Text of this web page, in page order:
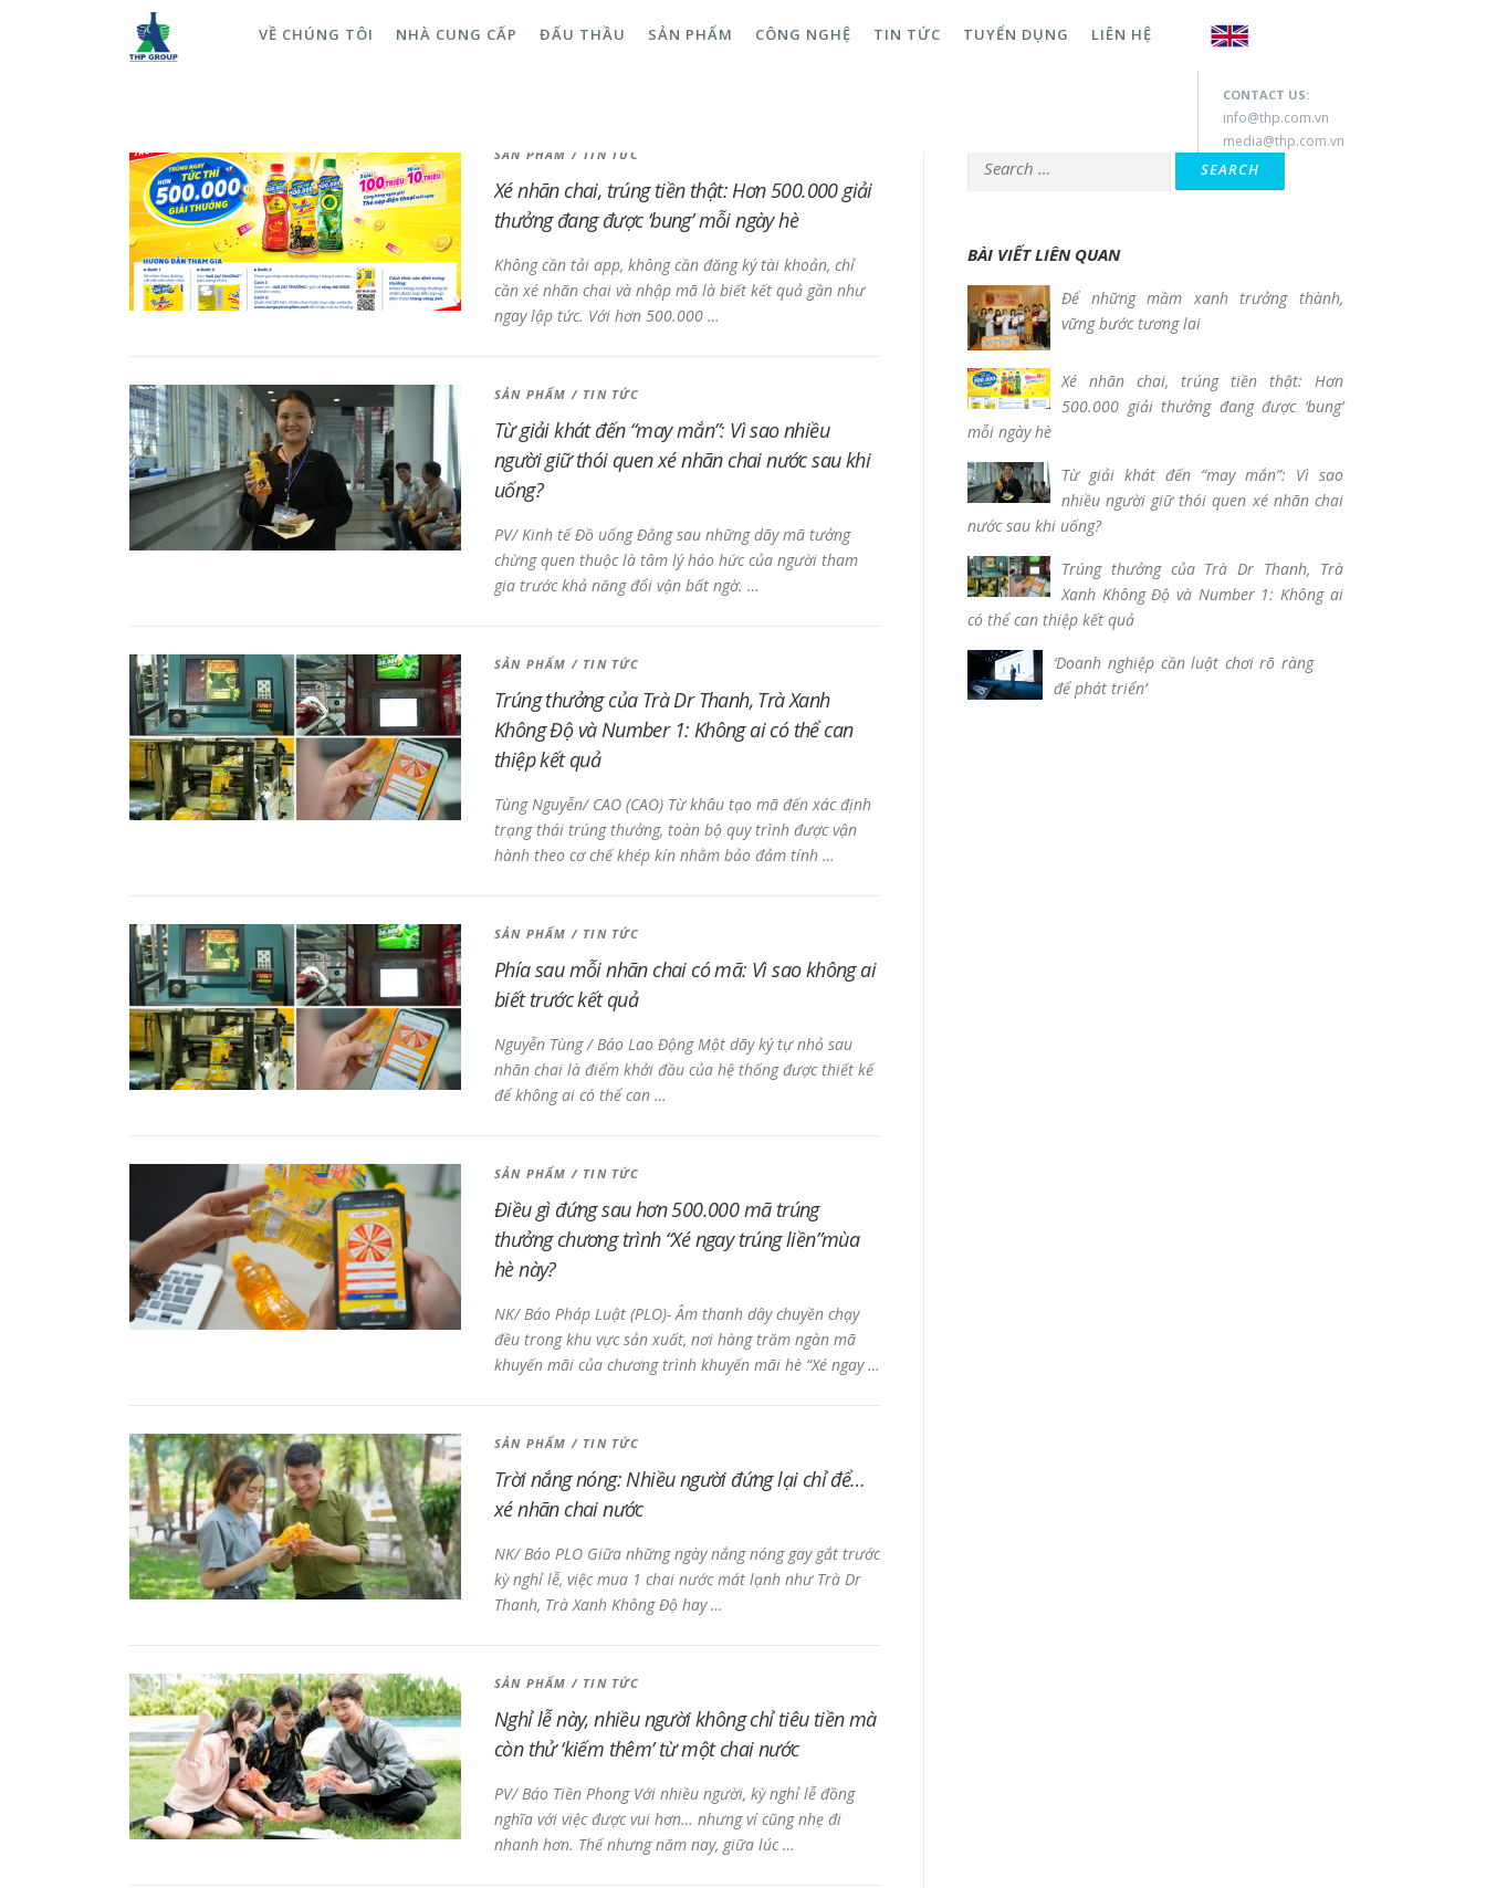
VỀ CHÚNG TÔI NHÀ CUNG CẤP ĐẤU THẦU SẢN PHẨM CÔNG NGHỆ TIN TỨC TUYỂN DỤNG LIÊN HỆ
CONTACT US:
info@thp.com.vn
media@thp.com.vn
Sản phẩm
SẢN PHẨM / TIN TỨC
Xé nhãn chai, trúng tiền thật: Hơn 500.000 giải
thưởng đang được ‘bung’ mỗi ngày hè
Không cần tải app, không cần đăng ký tài khoản, chỉ
cần xé nhãn chai và nhập mã là biết kết quả gần như
ngay lập tức. Với hơn 500.000 …
SẢN PHẨM / TIN TỨC
Từ giải khát đến “may mắn”: Vì sao nhiều
người giữ thói quen xé nhãn chai nước sau khi
uống?
PV/ Kinh tế Đồ uống Đằng sau những dãy mã tưởng
chừng quen thuộc là tâm lý háo hức của người tham
gia trước khả năng đổi vận bất ngờ. …
SẢN PHẨM / TIN TỨC
Trúng thưởng của Trà Dr Thanh, Trà Xanh
Không Độ và Number 1: Không ai có thể can
thiệp kết quả
Tùng Nguyễn/ CAO (CAO) Từ khâu tạo mã đến xác định
trạng thái trúng thưởng, toàn bộ quy trình được vận
hành theo cơ chế khép kín nhằm bảo đảm tính …
SẢN PHẨM / TIN TỨC
Phía sau mỗi nhãn chai có mã: Vì sao không ai
biết trước kết quả
Nguyễn Tùng / Báo Lao Động Một dãy ký tự nhỏ sau
nhãn chai là điểm khởi đầu của hệ thống được thiết kế
để không ai có thể can …
SẢN PHẨM / TIN TỨC
Điều gì đứng sau hơn 500.000 mã trúng
thưởng chương trình “Xé ngay trúng liền”mùa
hè này?
NK/ Báo Pháp Luật (PLO)- Âm thanh dây chuyền chạy
đều trong khu vực sản xuất, nơi hàng trăm ngàn mã
khuyến mãi của chương trình khuyến mãi hè “Xé ngay …
SẢN PHẨM / TIN TỨC
Trời nắng nóng: Nhiều người đứng lại chỉ để…
xé nhãn chai nước
NK/ Báo PLO Giữa những ngày nắng nóng gay gắt trước
kỳ nghỉ lễ, việc mua 1 chai nước mát lạnh như Trà Dr
Thanh, Trà Xanh Không Độ hay …
SẢN PHẨM / TIN TỨC
Nghỉ lễ này, nhiều người không chỉ tiêu tiền mà
còn thử ‘kiếm thêm’ từ một chai nước
PV/ Báo Tiền Phong Với nhiều người, kỳ nghỉ lễ đồng
nghĩa với việc được vui hơn… nhưng ví cũng nhẹ đi
nhanh hơn. Thế nhưng năm nay, giữa lúc …
Search for:
BÀI VIẾT LIÊN QUAN
Để những mầm xanh trưởng thành,
vững bước tương lai
Xé nhãn chai, trúng tiền thật: Hơn
500.000 giải thưởng đang được ‘bung’
mỗi ngày hè
Từ giải khát đến “may mắn”: Vì sao
nhiều người giữ thói quen xé nhãn chai
nước sau khi uống?
Trúng thưởng của Trà Dr Thanh, Trà
Xanh Không Độ và Number 1: Không ai
có thể can thiệp kết quả
‘Doanh nghiệp cần luật chơi rõ ràng
để phát triển’